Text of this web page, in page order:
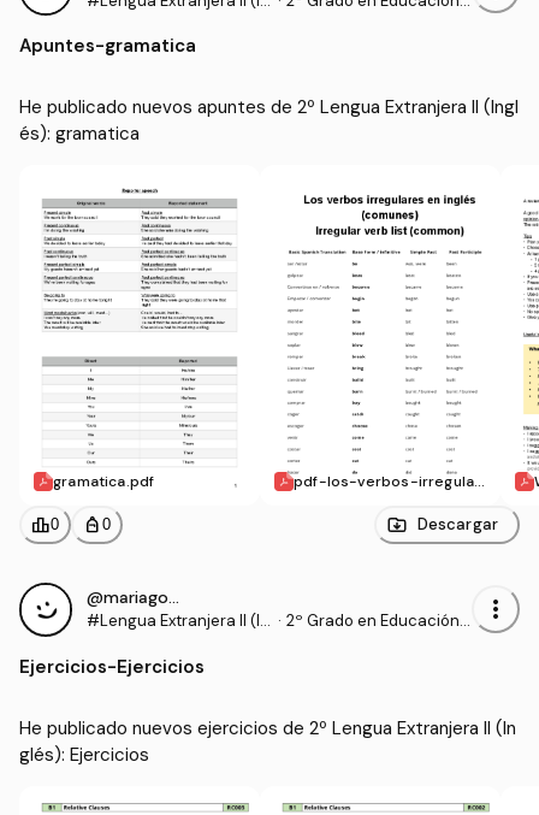
Apuntes-gramatica
He publicado nuevos apuntes de 2º Lengua Extranjera II (Ingl
és): gramatica
gramatica.pdf
pdf-los-verbos-irregular
leaderboard0 personal_bag 0 Descargar
@mariagomf_
#Lengua Extranjera II (In · 2º Grado en Educación P
more_vert
Ejercicios-Ejercicios
He publicado nuevos ejercicios de 2º Lengua Extranjera II (In
glés): Ejercicios